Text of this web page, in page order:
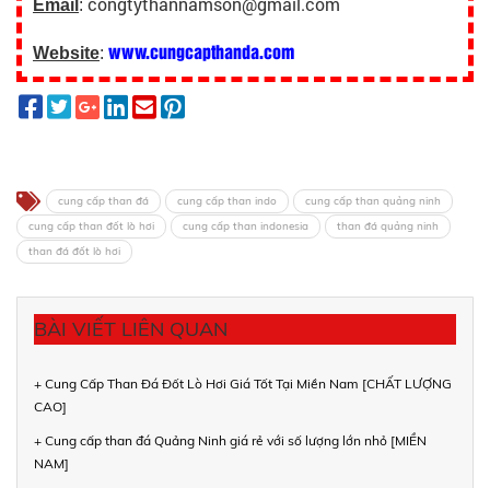
Email :
Website: www.cungcapthanda.com
cung cấp than đá cung cấp than indo
cung cấp than quảng ninh
cung cấp than đốt lò hơi
cung cấp than indonesia
than đá quảng ninh
than đá đốt lò hơi
BÀI VIẾT LIÊN QUAN
+ Cung Cấp Than Đá Đốt Lò Hơi Giá Tốt Tại Miền Nam [CHẤT LƯỢNG
CAO]
+ Cung cấp than đá Quảng Ninh giá rẻ với số lượng lớn nhỏ [MIỀN
NAM]